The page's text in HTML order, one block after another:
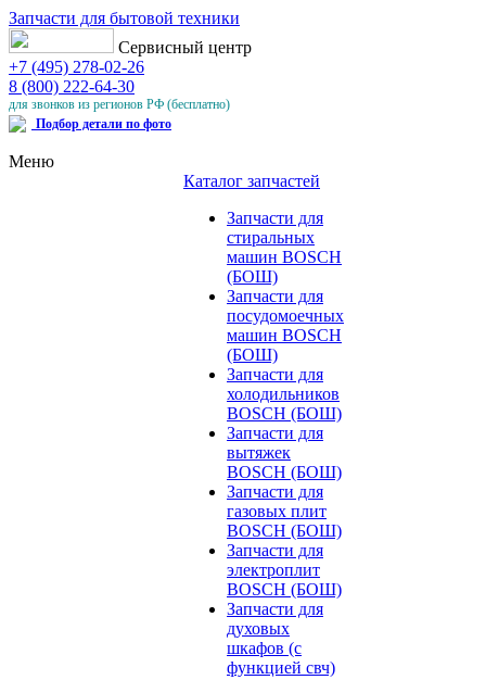
Запчасти для бытовой техники
Сервисный центр
+7 (495) 278-02-26
8 (800) 222-64-30
для звонков из регионов РФ (бесплатно)
Подбор детали по фото
Меню
Каталог запчастей
Запчасти для
стиральных
машин BOSCH
(БОШ)
Запчасти для
посудомоечных
машин BOSCH
(БОШ)
Запчасти для
холодильников
BOSCH (БОШ)
Запчасти для
вытяжек
BOSCH (БОШ)
Запчасти для
газовых плит
BOSCH (БОШ)
Запчасти для
электроплит
BOSCH (БОШ)
Запчасти для
духовых
шкафов (с
функцией свч)